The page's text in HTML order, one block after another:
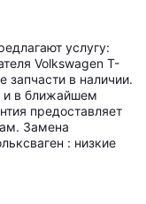
услугу:
Volkswagen T-
запчасти в наличии.
и в ближайшем
предоставляет
Замена
: низкие